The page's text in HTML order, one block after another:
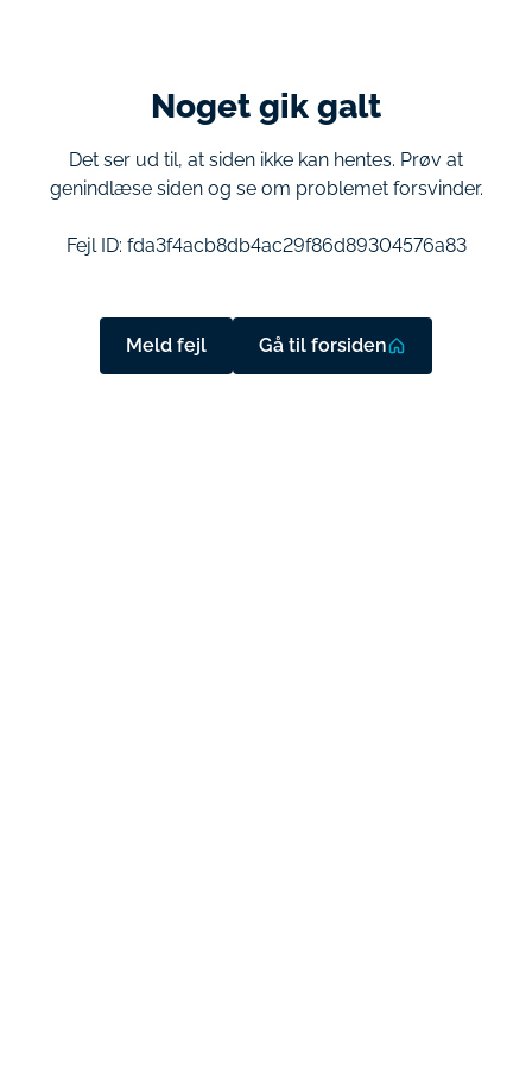
Noget gik galt
Det ser ud til, at siden ikke kan hentes. Prøv at
genindlæse siden og se om problemet forsvinder.
Fejl ID: fda3f4acb8db4ac29f86d89304576a83
Meld fejl Gå til forsiden